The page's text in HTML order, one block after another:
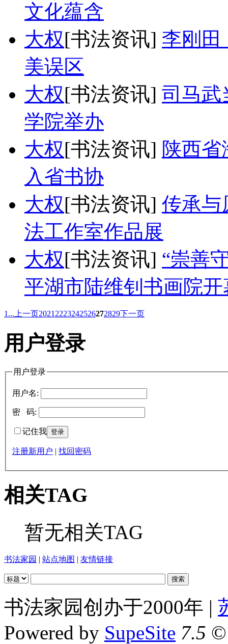
文化蕴含
大权[书法资讯] 李刚
美误区
大权[书法资讯] 司马武
学院举办
大权[书法资讯] 陕西
入省书协
大权[书法资讯] 传承
法工作室作品展
大权[书法资讯] “崇善
平湖市陆维钊书画院开
1... 上一页2021 2223242526272829下一页
用户登录
用户登录
用户名:
密 码:
记住我
注册新用户 | 找回密码
相关TAG
暂无相关TAG
书法家园 | 站点地图 | 友情链接
书法家园创办于2000年 |
Powered by SupeSite 7.5 ©